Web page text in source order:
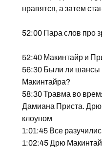
нравятся, а затем
52:00 Пара слов про
52:40 Макинтайр и
56:30 Были ли шансы
Макинтайра?
58:30 Травма во
Дамиана Приста.
клоуном
1:01:45 Все
1:02:45 Дрю